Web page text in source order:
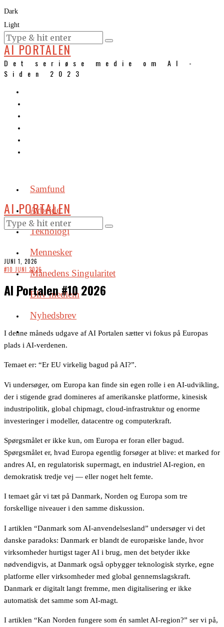
Dark
Light
KURSER
AI PORTALEN
Det seriøse medie om AI -
Siden 2023
Samfund
Arbejde
Teknologi
Mennesker
Månedens Singularitet
Bliv medlem
Nyhedsbrev
AI PORTALEN
JUNI 1, 2026
#10 JUNI 2026
AI Portalen #10 2026
I denne måneds udgave af AI Portalen sætter vi fokus på Europas
plads i AI-verdenen.
Temaet er: “Er EU virkelig bagud på AI?”.
Vi undersøger, om Europa kan finde sin egen rolle i en AI-udvikling,
der i stigende grad domineres af amerikanske platforme, kinesisk
industripolitik, global chipmagt, cloud-infrastruktur og enorme
investeringer i modeller, datacentre og computerkraft.
Spørgsmålet er ikke kun, om Europa er foran eller bagud.
Spørgsmålet er, hvad Europa egentlig forsøger at blive: et marked for
andres AI, en regulatorisk supermagt, en industriel AI-region, en
demokratisk tredje vej — eller noget helt femte.
I temaet går vi tæt på Danmark, Norden og Europa som tre
forskellige niveauer i den samme diskussion.
I artiklen “Danmark som AI-anvendelsesland” undersøger vi det
danske paradoks: Danmark er blandt de europæiske lande, hvor
virksomheder hurtigst tager AI i brug, men det betyder ikke
nødvendigvis, at Danmark også opbygger teknologisk styrke, egne
platforme eller virksomheder med global gennemslagskraft.
Danmark er digitalt langt fremme, men digitalisering er ikke
automatisk det samme som AI-magt.
I artiklen “Kan Norden fungere som én samlet AI-region?” ser vi på,